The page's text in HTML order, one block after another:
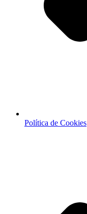
Política de Cookies